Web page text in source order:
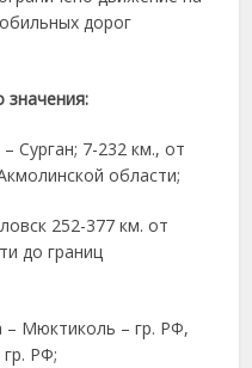
дорог
значения:
Сурган; 7-232 км., от
области;
252-377 км. от
до границ
– Мюктиколь – гр. РФ,
РФ;